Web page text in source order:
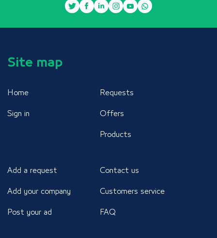
Site map
Home
Sign in
Requests
Offers
Products
Add a request
Add your company
Post your ad
Contact us
Customers service
FAQ